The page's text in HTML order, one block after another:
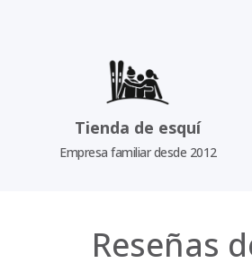
Tienda de esquí
Empresa familiar desde 2012
Reseñas